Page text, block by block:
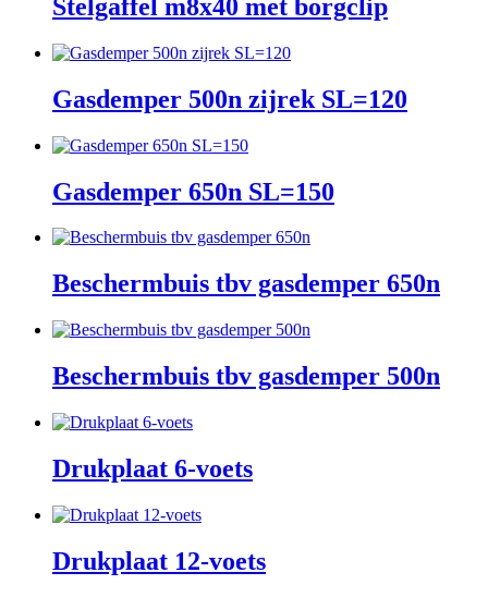
Stelgaffel m8x40 met borgclip
Gasdemper 500n zijrek SL=120
Gasdemper 650n SL=150
Beschermbuis tbv gasdemper 650n
Beschermbuis tbv gasdemper 500n
Drukplaat 6-voets
Drukplaat 12-voets